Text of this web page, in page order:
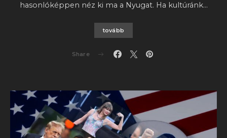
hasonlóképpen néz ki ma a Nyugat. Ha kultúránk…
tovább
Share